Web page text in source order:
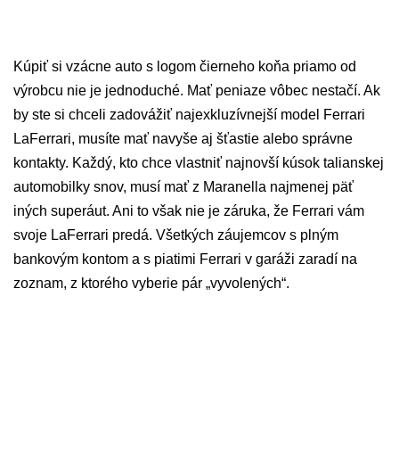
Kúpiť si vzácne auto s logom čierneho koňa priamo od
výrobcu nie je jednoduché. Mať peniaze vôbec nestačí. Ak
by ste si chceli zadovážiť najexkluzívnejší model Ferrari
LaFerrari, musíte mať navyše aj šťastie alebo správne
kontakty. Každý, kto chce vlastniť najnovší kúsok talianskej
automobilky snov, musí mať z Maranella najmenej päť
iných superáut. Ani to však nie je záruka, že Ferrari vám
svoje LaFerrari predá. Všetkých záujemcov s plným
bankovým kontom a s piatimi Ferrari v garáži zaradí na
zoznam, z ktorého vyberie pár „vyvolených“.